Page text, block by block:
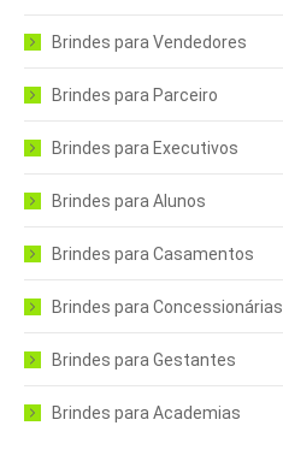
Brindes para Vendedores
Brindes para Parceiro
Brindes para Executivos
Brindes para Alunos
Brindes para Casamentos
Brindes para Concessionárias
Brindes para Gestantes
Brindes para Academias